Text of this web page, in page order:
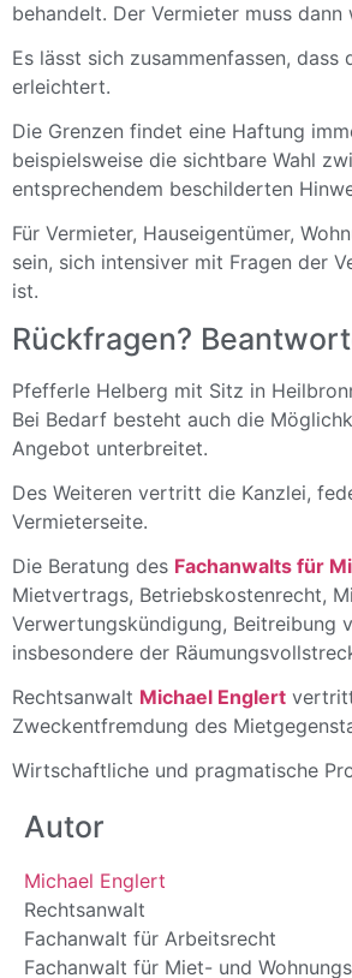
behandelt. Der Vermieter muss
Es lässt sich zusammenfassen,
erleichtert.
Die Grenzen findet eine Haftung
beispielsweise die sichtbare Wahl
entsprechendem beschilderten
Für Vermieter, Hauseigentümer,
sein, sich intensiver mit Fragen der
ist.
Rückfragen?
Pfefferle Helberg mit Sitz in
Bei Bedarf besteht auch die
Angebot unterbreitet.
Des Weiteren vertritt die Kanzlei,
Vermieterseite.
Die Beratung des Fachanwalts für
Mietvertrags, Betriebskostenrecht,
Verwertungskündigung, Beitreibung
insbesondere der
Rechtsanwalt Michael Englert
Zweckentfremdung des
Wirtschaftliche und pragmatische
Autor
Michael Englert
Rechtsanwalt
Fachanwalt für Arbeitsrecht
Fachanwalt für Miet- und